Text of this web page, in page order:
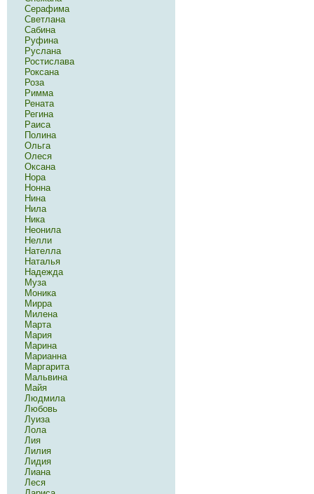
Серафима
Светлана
Сабина
Руфина
Руслана
Ростислава
Роксана
Роза
Римма
Рената
Регина
Раиса
Полина
Ольга
Олеся
Оксана
Нора
Нонна
Нина
Нила
Ника
Неонила
Нелли
Нателла
Наталья
Надежда
Муза
Моника
Мирра
Милена
Марта
Мария
Марина
Марианна
Маргарита
Мальвина
Майя
Людмила
Любовь
Луиза
Лола
Лия
Лилия
Лидия
Лиана
Леся